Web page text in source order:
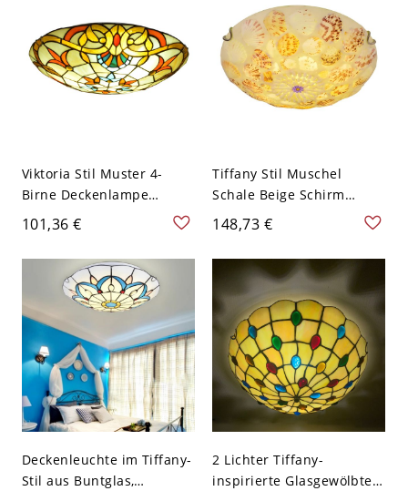
Viktoria Stil Muster 4-
Birne Deckenlampe
Schale Schirm Buntes
Glas Deckenleuchte -
Braun 110V-120V 30,48 cm
101,36 €
Tiffany Stil Muschel
Schale Beige Schirm
Deckenlampe Blumen
Muster 4-Birne
Deckenleuchte - Beige
110V-120V 30,48 cm
148,73 €
Deckenleuchte im Tiffany-
Stil aus Buntglas,
2 Lichter Tiffany-
inspirierte Glasgewölbte